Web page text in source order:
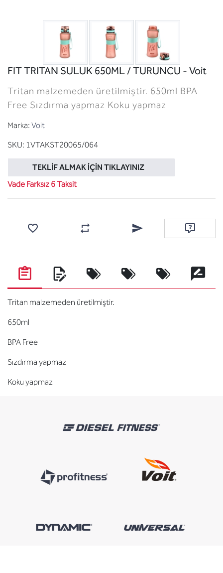
FIT TRITAN SULUK 650ML / TURUNCU - Voit
Tritan malzemeden üretilmiştir. 650ml BPA
Free Sızdırma yapmaz Koku yapmaz
Marka: Voit
SKU: 1VTAKST20065/064
TEKLIF ALMAK İÇIN TIKLAYINIZ
Vade Farksız 6 Taksit
Karşılaştırma listesine ekleArkadaşına e-posta ile
Soru sor
Tritan malzemeden üretilmiştir.
650ml
BPA Free
Sızdırma yapmaz
Koku yapmaz